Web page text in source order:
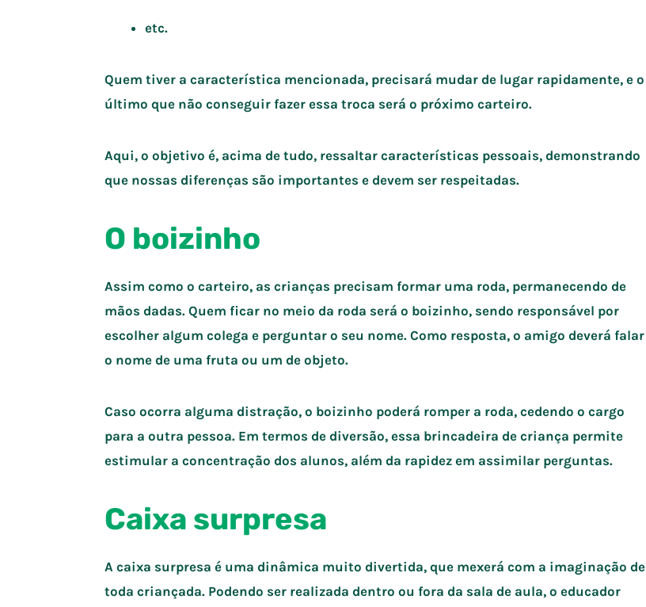
etc.
Quem tiver a característica mencionada, precisará mudar de lugar rapidamente, e o
último que não conseguir fazer essa troca será o próximo carteiro.
Aqui, o objetivo é, acima de tudo, ressaltar características pessoais, demonstrando
que nossas diferenças são importantes e devem ser respeitadas.
O boizinho
Assim como o carteiro, as crianças precisam formar uma roda, permanecendo de
mãos dadas. Quem ficar no meio da roda será o boizinho, sendo responsável por
escolher algum colega e perguntar o seu nome. Como resposta, o amigo deverá falar
o nome de uma fruta ou um de objeto.
Caso ocorra alguma distração, o boizinho poderá romper a roda, cedendo o cargo
para a outra pessoa. Em termos de diversão, essa brincadeira de criança permite
estimular a concentração dos alunos, além da rapidez em assimilar perguntas.
Caixa surpresa
A caixa surpresa é uma dinâmica muito divertida, que mexerá com a imaginação de
toda criançada. Podendo ser realizada dentro ou fora da sala de aula, o educador